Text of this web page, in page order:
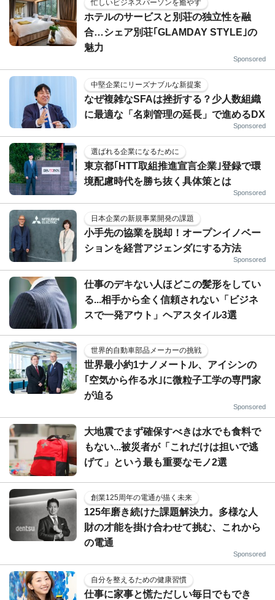
忙しいビジネスパーソンを癒やす
ホテルのサービスと別荘の独立性を融
合…シェア別荘｢GLAMDAY STYLE｣の
魅力
Sponsored
中堅企業にリーズナブルな新提案
なぜ複雑なSFAは挫折する？少人数組織
に最適な「名刺管理の延長」で進めるDX
Sponsored
選ばれる企業になるために
東京都｢HTT取組推進宣言企業｣登録で環
境配慮時代を勝ち抜く具体策とは
Sponsored
日本企業の新規事業開発の課題
小手先の協業を脱却！オープンイノベー
ションを経営アジェンダにする方法
Sponsored
仕事のデキない人ほどこの髪形をしてい
る...相手から全く信頼されない「ビジネ
スで一発アウト」ヘアスタイル3選
世界的自動車部品メーカーの挑戦
世界最小約1ナノメートル、アイシンの
｢空気から作る水｣に微粒子工学の専門家
が迫る
Sponsored
大地震でまず確保すべきは水でも食料で
もない...被災者が「これだけは担いで逃
げて」という最も重要なモノ2選
創業125周年の電通が描く未来
125年磨き続けた課題解決力。多様な人
財の才能を掛け合わせて挑む、これから
の電通
Sponsored
自分を整えるための健康習慣
仕事に家事と慌ただしい毎日でもでき